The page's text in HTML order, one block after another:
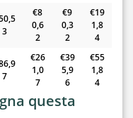
3
€8
0,6
2
€9
0,3
2
€19
1,8
4
7
€26
1,0
7
€39
5,9
6
€55
1,8
4
questa